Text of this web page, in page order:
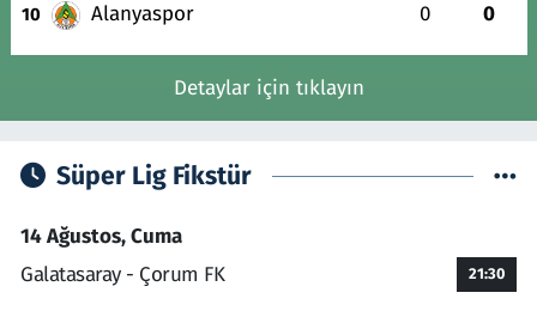
10 Alanyaspor 0 0
Detaylar için tıklayın
Süper Lig Fikstür
14 Ağustos, Cuma
Galatasaray - Çorum FK
21:30